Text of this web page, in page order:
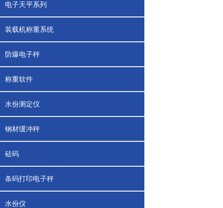
电子天平系列
装载机称重系统
防爆电子秤
称重软件
水份测定仪
钢材缓冲秤
砝码
条码打印电子秤
水份仪